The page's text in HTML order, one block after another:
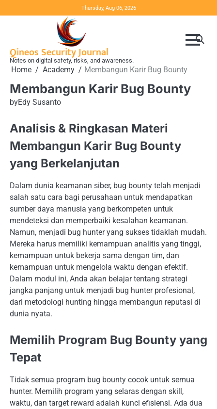
to
Thursday, Aug 06, 2026
Qineos Security Journal
Notes on digital safety, risks, and awareness.
Home Academy Membangun Karir Bug Bounty
Membangun Karir Bug Bounty
byEdy Susanto
Analisis & Ringkasan Materi
Membangun Karir Bug Bounty
yang Berkelanjutan
Dalam dunia keamanan siber, bug bounty telah menjadi
salah satu cara bagi perusahaan untuk mendapatkan
sumber daya manusia yang berkompeten untuk
mendeteksi dan memperbaiki kesalahan keamanan.
Namun, menjadi bug hunter yang sukses tidaklah mudah.
Mereka harus memiliki kemampuan analitis yang tinggi,
kemampuan untuk bekerja sama dengan tim, dan
kemampuan untuk mengelola waktu dengan efektif.
Dalam modul ini, Anda akan belajar tentang strategi
jangka panjang untuk menjadi bug hunter profesional,
dari metodologi hunting hingga membangun reputasi di
dunia nyata.
Memilih Program Bug Bounty yang
Tepat
Tidak semua program bug bounty cocok untuk semua
hunter. Memilih program yang selaras dengan skill,
waktu, dan target reward adalah kunci efisiensi. Ada dua